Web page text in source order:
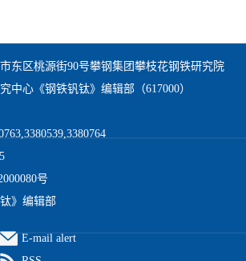
东区桃源街90号攀钢集团攀枝花钢铁研究院
中心《钢铁钒钛》编辑部（617000）
号
》编辑部
E-mail alert